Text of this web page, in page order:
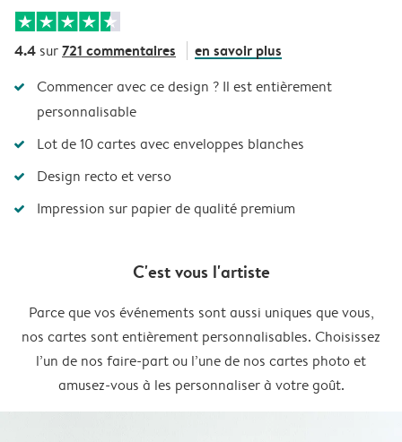
4.4 sur721 commentaires en savoir plus
Commencer avec ce design ? Il est entièrement
personnalisable
Lot de 10 cartes avec enveloppes blanches
Design recto et verso
Impression sur papier de qualité premium
C'est vous l'artiste
Parce que vos événements sont aussi uniques que vous,
nos cartes sont entièrement personnalisables. Choisissez
l’un de nos faire-part ou l’une de nos cartes photo et
amusez-vous à les personnaliser à votre goût.